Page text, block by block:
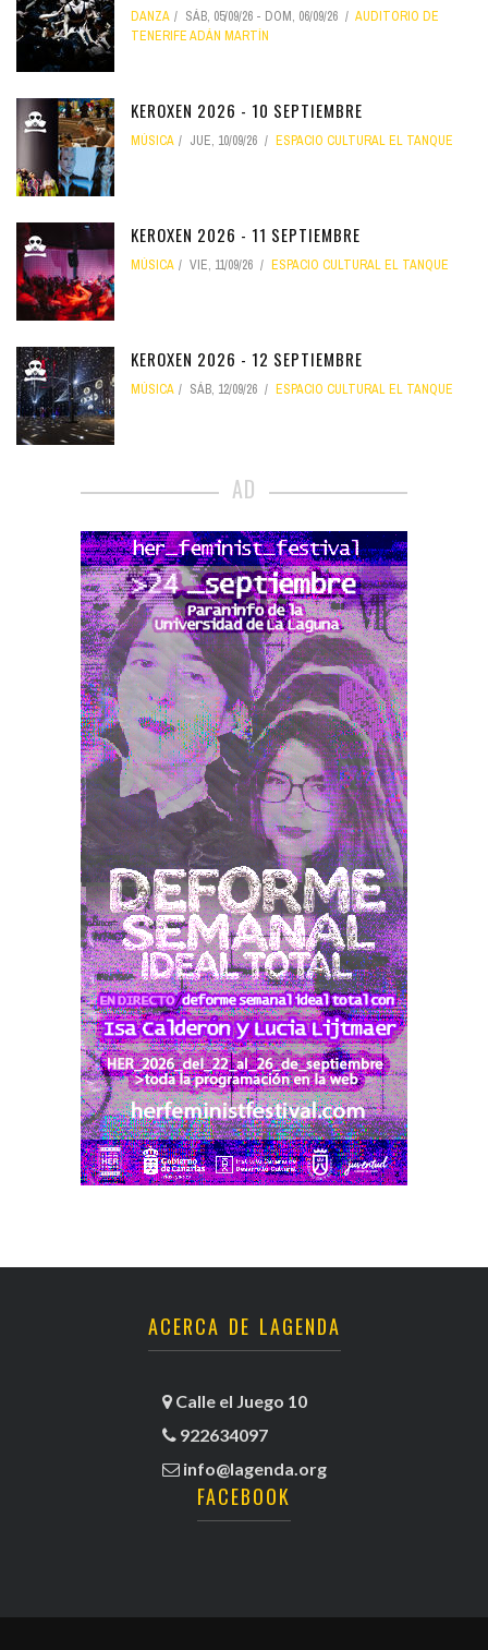
DANZA SÁB, 05/09/26 - DOM, 06/09/26
AUDITORIO DE
TENERIFE ADÁN MARTÍN
KEROXEN 2026 - 10 SEPTIEMBRE
MÚSICA JUE, 10/09/26 ESPACIO CULTURAL EL TANQUE
KEROXEN 2026 - 11 SEPTIEMBRE
MÚSICA VIE, 11/09/26 ESPACIO CULTURAL EL TANQUE
KEROXEN 2026 - 12 SEPTIEMBRE
MÚSICA SÁB, 12/09/26 ESPACIO CULTURAL EL TANQUE
AD
ACERCA DE LAGENDA
Calle el Juego 10
922634097
info@lagenda.org
FACEBOOK